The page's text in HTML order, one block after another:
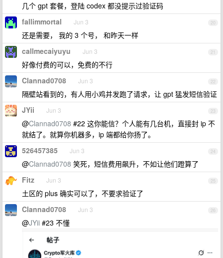
几个 gpt 套餐，登陆 codex 都没提示过验证码
20
fallimmortal Jun 3
还是需要， 我的 3 个号， 和昨天一样
21
callmecaiyuyu Jun 3
好像付费的可以，免费的不行
22
Clannad0708 Jun 3
隔壁站看到的，有人用小鸡并发跑了请求，让 gpt 猛发短信验证
23
JYii Jun 3
@Clannad0708 #22 这你能信？个人能有几台机，直接封 ip 不
就结了。就算你机器多，ip 端都给你扬了。
24
526457385 Jun 3
@Clannad0708 笑死，短信费用飙升，不如让他们蹬算了
25
Fitz Jun 3
土区的 plus 确实可以了，不要求验证了
26
Clannad0708 Jun 3
@JYii #23 不懂